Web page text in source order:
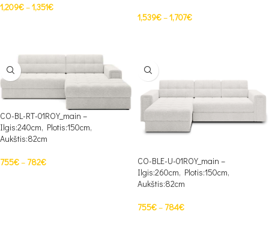
1,209€–1,351€
1,539€–1,707€
CO-BL-RT-01ROY_main –
Ilgis:240cm, Plotis:150cm,
Aukštis:82cm
755€– 782€
CO-BLE-U-01ROY_main –
Ilgis:260cm, Plotis:150cm,
Aukštis:82cm
755€– 784€